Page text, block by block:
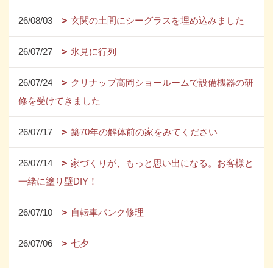
26/08/03 玄関の土間にシーグラスを埋め込みました
26/07/27 氷見に行列
26/07/24
クリナップ高岡ショールームで設備機器の研
修を受けてきました
26/07/17 築70年の解体前の家をみてください
26/07/14
家づくりが、もっと思い出になる。お客様と
一緒に塗り壁DIY！
26/07/10 自転車パンク修理
26/07/06 七夕